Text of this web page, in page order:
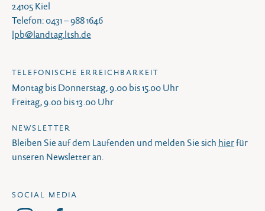
24105 Kiel
Telefon: 0431 – 988 1646
lpb@landtag.ltsh.de
TELEFONISCHE ERREICHBARKEIT
Montag bis Donnerstag, 9.00 bis 15.00 Uhr
Freitag, 9.00 bis 13.00 Uhr
NEWSLETTER
Bleiben Sie auf dem Laufenden und melden Sie sich hierfür
unseren Newsletter an.
SOCIAL MEDIA